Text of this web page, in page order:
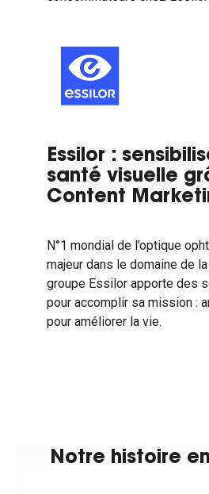
Essilor :
santé visuelle
Content
N°1 mondial de l’optique
majeur dans le domaine de
groupe Essilor apporte des
pour accomplir sa mission :
pour améliorer la vie.
Notre histoire